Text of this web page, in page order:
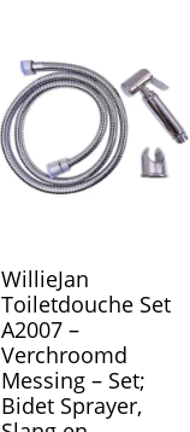
WillieJan
Toiletdouche Set
A2007 –
Verchroomd
Messing – Set;
Bidet Sprayer,